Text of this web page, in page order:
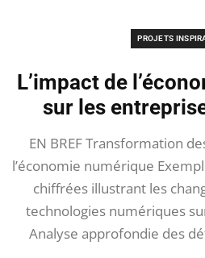
PROJETS
L’impact de
sur les
EN BREF Transformation
l’économie numérique
chiffrées illustrant les
technologies numériques
Analyse approfondie des